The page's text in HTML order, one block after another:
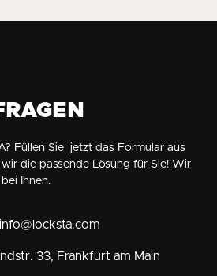
Füllen Sie jetzt das Formular aus
die passende Lösung für Sie! Wir
Ihnen.
info@locksta.com
33, Frankfurt am Main